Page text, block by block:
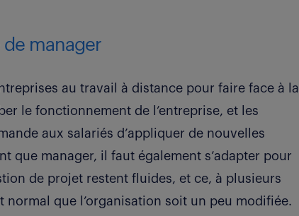
de manager
au travail à distance pour faire face à la
le fonctionnement de l’entreprise, et les
aux salariés d’appliquer de nouvelles
que manager, il faut également s’adapter pour
de projet restent fluides, et ce, à plusieurs
normal que l’organisation soit un peu modifiée.